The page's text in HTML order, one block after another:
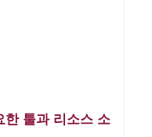
한 툴과 리소스 소